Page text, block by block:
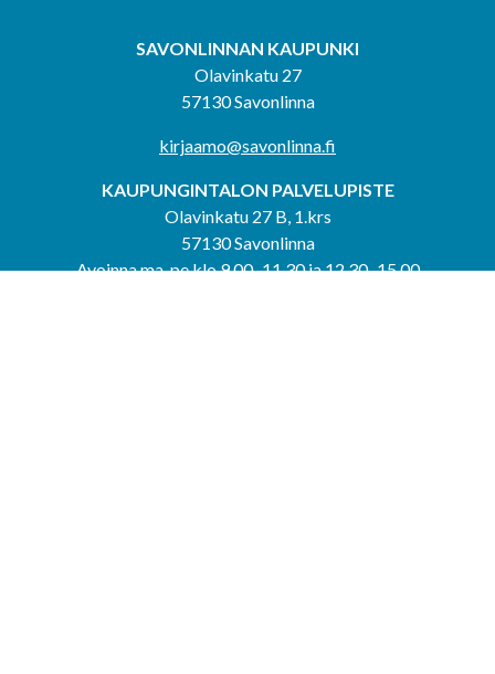
SAVONLINNAN KAUPUNKI
Olavinkatu 27
57130 Savonlinna
kirjaamo@savonlinna.fi
KAUPUNGINTALON PALVELUPISTE
Olavinkatu 27 B, 1.krs
57130 Savonlinna
Avoinna ma-pe klo 9.00–11.30 ja 12.30–15.00